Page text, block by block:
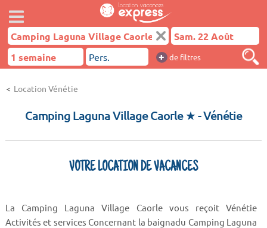
+ de filtres
Location Vénétie
Camping Laguna Village Caorle ★- Vénétie
VOTRE LOCATION DE VACANCES
La Camping Laguna Village Caorle vous reçoit Vénétie
Activités et services Concernant la baignadu Camping Laguna